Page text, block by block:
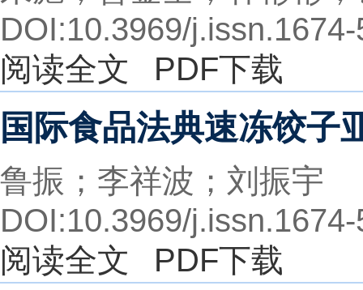
DOI:10.3969/
阅读全文
PDF下载
国际食品法典速冻饺子
鲁振；李祥波；刘振宇
DOI:10.3969/
阅读全文
PDF下载